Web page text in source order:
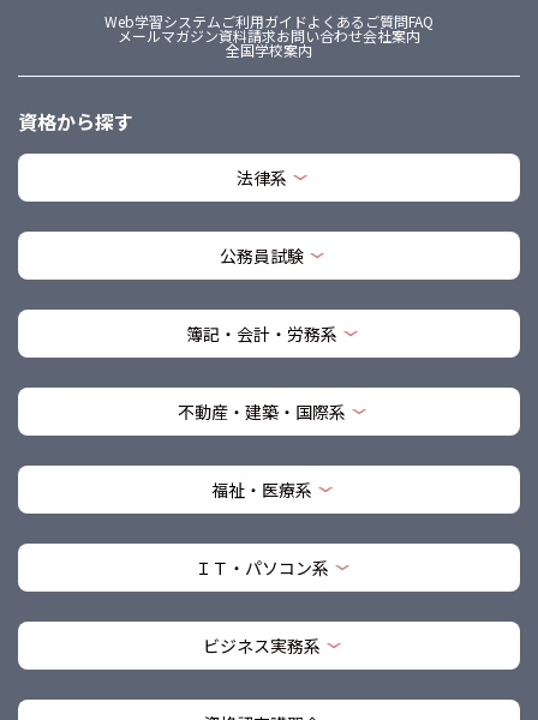
Web学習システムご利用ガイドよくあるご質問FAQ
メールマガジン資料請求お問い合わせ会社案内
全国学校案内
資格から探す
法律系
公務員試験
簿記・会計・労務系
不動産・建築・国際系
福祉・医療系
ＩＴ・パソコン系
ビジネス実務系